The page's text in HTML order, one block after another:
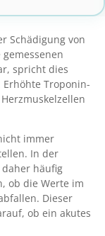
Schädigung von
spricht dies
Troponin-
immer
In der
häufig
ob die Werte im
Dieser
ob ein akutes